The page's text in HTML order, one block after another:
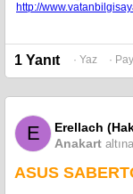
1 x HDMI
3 x USB 2.0 portu
Ses
Bütünleşik hoparlörler
Pil
74 Whrs 8 Hücreli
Çıkış :
http://
1 Yanıt · Yaz ·
E
Erellach
Anakart
ASUS